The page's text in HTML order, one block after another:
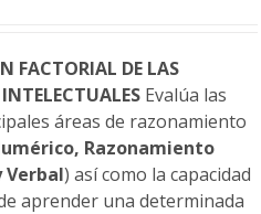
FACTORIAL DE LAS
Evalúa las
áreas de razonamiento
Razonamiento
) así como la capacidad
aprender una determinada